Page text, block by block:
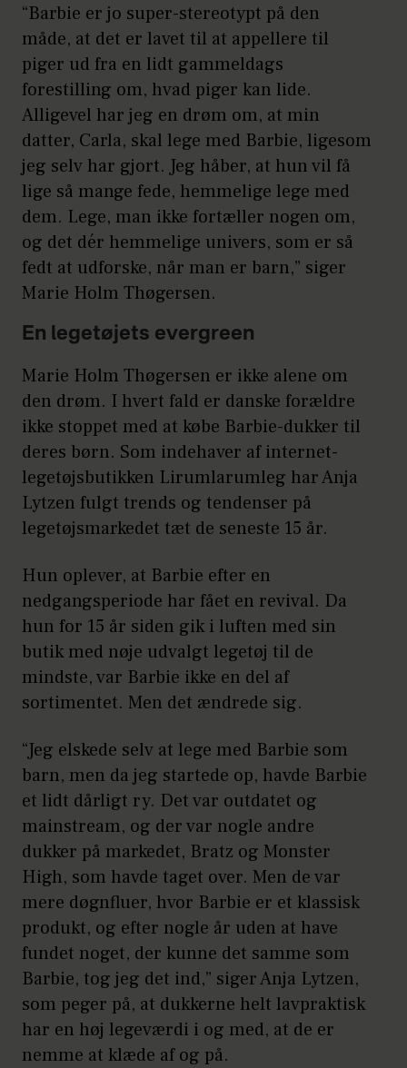
“Barbie er jo super-stereotypt på den
måde, at det er lavet til at appellere til
piger ud fra en lidt gammeldags
forestilling om, hvad piger kan lide.
Alligevel har jeg en drøm om, at min
datter, Carla, skal lege med Barbie, ligesom
jeg selv har gjort. Jeg håber, at hun vil få
lige så mange fede, hemmelige lege med
dem. Lege, man ikke fortæller nogen om,
og det dér hemmelige univers, som er så
fedt at udforske, når man er barn,” siger
Marie Holm Thøgersen.
En legetøjets evergreen
Marie Holm Thøgersen er ikke alene om
den drøm. I hvert fald er danske forældre
ikke stoppet med at købe Barbie-dukker til
deres børn. Som indehaver af internet-
legetøjsbutikken Lirumlarumleg har Anja
Lytzen fulgt trends og tendenser på
legetøjsmarkedet tæt de seneste 15 år.
Hun oplever, at Barbie efter en
nedgangsperiode har fået en revival. Da
hun for 15 år siden gik i luften med sin
butik med nøje udvalgt legetøj til de
mindste, var Barbie ikke en del af
sortimentet. Men det ændrede sig.
“Jeg elskede selv at lege med Barbie som
barn, men da jeg startede op, havde Barbie
et lidt dårligt ry. Det var outdatet og
mainstream, og der var nogle andre
dukker på markedet, Bratz og Monster
High, som havde taget over. Men de var
mere døgnfluer, hvor Barbie er et klassisk
produkt, og efter nogle år uden at have
fundet noget, der kunne det samme som
Barbie, tog jeg det ind,” siger Anja Lytzen,
som peger på, at dukkerne helt lavpraktisk
har en høj legeværdi i og med, at de er
nemme at klæde af og på.